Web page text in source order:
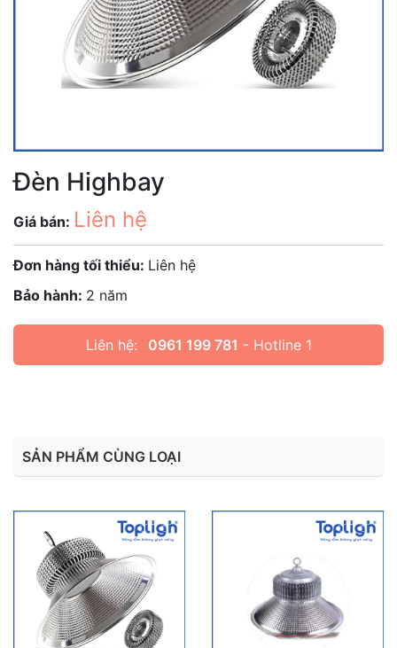
Đèn Highbay
Giá bán: Liên hệ
Đơn hàng tối thiểu: Liên hệ
Bảo hành: 2 năm
Liên hệ: 0961 199 781 - Hotline 1
SẢN PHẨM CÙNG LOẠI